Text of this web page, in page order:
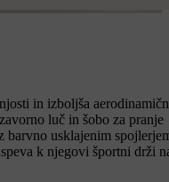
in izboljša
luč in šobo za pranje
barvno usklajenim
k njegovi športni drži